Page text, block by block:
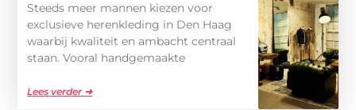
Steeds meer mannen kiezen voor
exclusieve herenkleding in Den Haag
waarbij kwaliteit en ambacht centraal
staan. Vooral handgemaakte
Lees verder ➜